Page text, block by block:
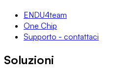
ENDU4team
One Chip
Supporto - contattaci
Soluzioni